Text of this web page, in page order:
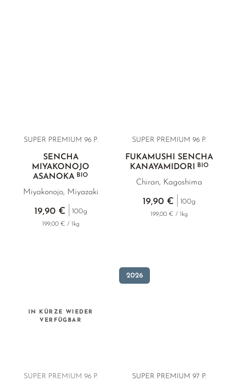
SUPER PREMIUM 96 P.
SENCHA
MIYAKONOJO
ASANOKABIO
Miyakonojo, Miyazaki
19,90 € 100g
199,00 € / 1kg
SUPER PREMIUM96 P.
FUKAMUSHI SENCHA
KANAYAMIDORI
BIO
Chiran, Kagoshima
19,90 € 100g
199,00 € / 1kg
IN KÜRZE WIEDER
VERFÜGBAR
SUPER PREMIUM 96 P.
2026
SUPER PREMIUM 97 P.